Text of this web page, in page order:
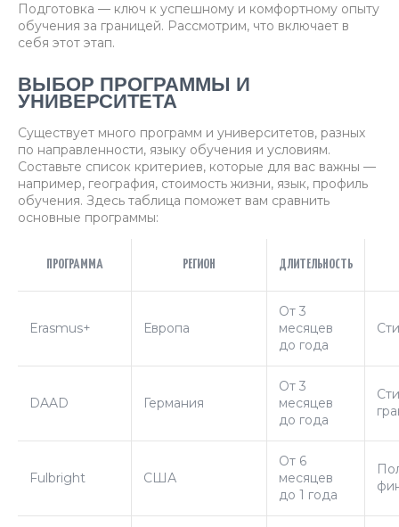
Подготовка — ключ к успешному и комфортному опыту
обучения за границей. Рассмотрим, что включает в
себя этот этап.
ВЫБОР ПРОГРАММЫ И
УНИВЕРСИТЕТА
Существует много программ и университетов, разных
по направленности, языку обучения и условиям.
Составьте список критериев, которые для вас важны —
например, география, стоимость жизни, язык, профиль
обучения. Здесь таблица поможет вам сравнить
основные программы:
ПРОГРАММА РЕГИОН ДЛИТЕЛЬНОСТЬ
Erasmus+ Европа
От 3
месяцев
до года
DAAD Германия
От 3
месяцев
до года
Fulbright США
От 6
месяцев
до 1 года